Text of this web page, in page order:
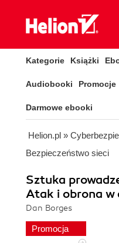
Kategorie Książki
Audiobooki Promocje
Darmowe ebooki
Helion.pl »
Bezpieczeństwo sieci
Sztuka
Atak i obrona w
Dan Borges
Promocja